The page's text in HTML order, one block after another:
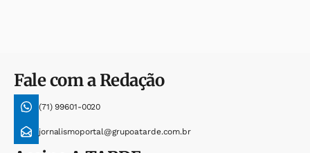
Fale com a Redação
(71) 99601-0020
jornalismoportal@grupoatarde.com.br